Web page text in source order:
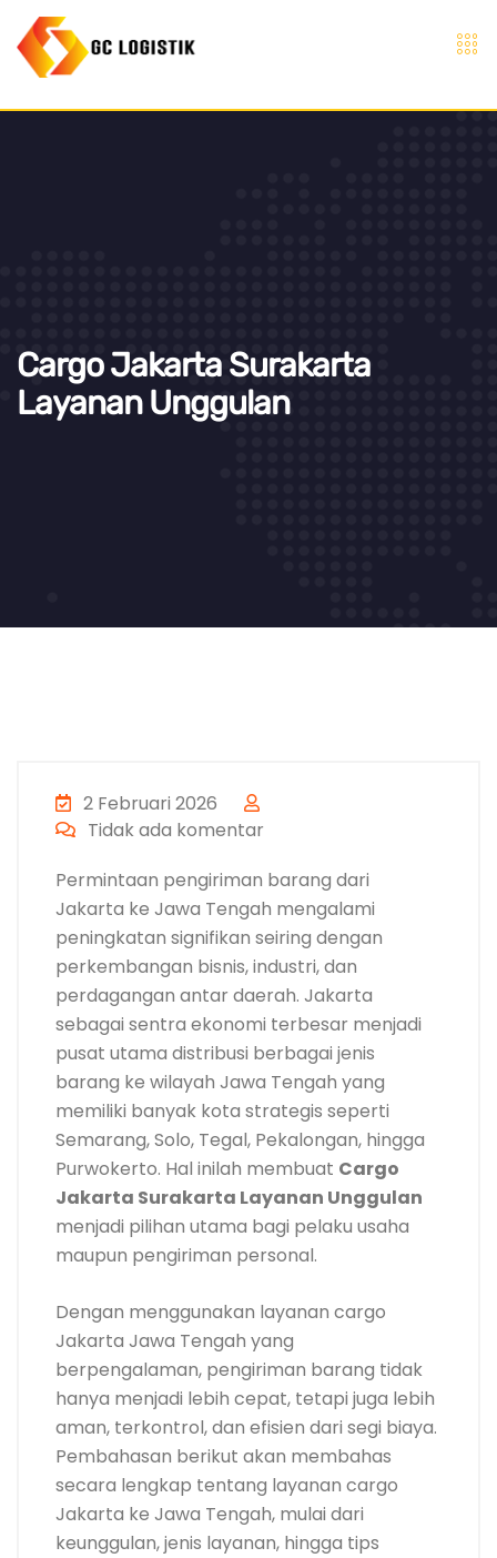
Cargo Jakarta Surakarta
Layanan Unggulan
2 Februari 2026
Tidak ada komentar
Permintaan pengiriman barang dari
Jakarta ke Jawa Tengah mengalami
peningkatan signifikan seiring dengan
perkembangan bisnis, industri, dan
perdagangan antar daerah. Jakarta
sebagai sentra ekonomi terbesar menjadi
pusat utama distribusi berbagai jenis
barang ke wilayah Jawa Tengah yang
memiliki banyak kota strategis seperti
Semarang, Solo, Tegal, Pekalongan, hingga
Purwokerto. Hal inilah membuat Cargo
Jakarta Surakarta Layanan Unggulan
menjadi pilihan utama bagi pelaku usaha
maupun pengiriman personal.
Dengan menggunakan layanan cargo
Jakarta Jawa Tengah yang
berpengalaman, pengiriman barang tidak
hanya menjadi lebih cepat, tetapi juga lebih
aman, terkontrol, dan efisien dari segi biaya.
Pembahasan berikut akan membahas
secara lengkap tentang layanan cargo
Jakarta ke Jawa Tengah, mulai dari
keunggulan, jenis layanan, hingga tips